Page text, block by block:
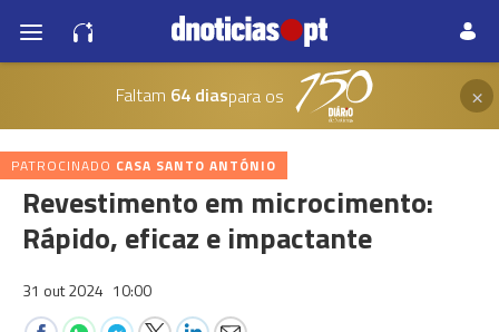
Faltam 64 diaspara os ×
PATROCINADO CASA SANTO ANTÓNIO
Revestimento em microcimento:
Rápido, eficaz e impactante
31 out 2024 10:00